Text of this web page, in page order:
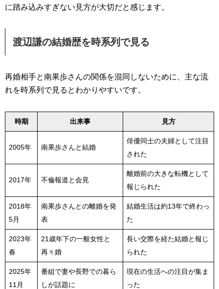
に踏み込みすぎない見方が大切だと感じます。
渡辺謙の結婚歴を時系列で見る
再婚相手と南果歩さんの関係を混同しないために、主な流
れを時系列で見るとわかりやすいです。
時期 出来事 見方
2005年 南果歩さんと結婚
俳優同士の夫婦として注目
された
2017年 不倫報道と会見
離婚前の大きな転機として
報じられた
2018年
5月
南果歩さんとの離婚を発
表
結婚生活は約13年で終わっ
た
2023年
春
21歳年下の一般女性と
再々婚
長い交際を経た結婚と報じ
られた
2025年
11月
番組で妻や長野での暮ら
しが話題に
現在の生活への注目が集ま
った